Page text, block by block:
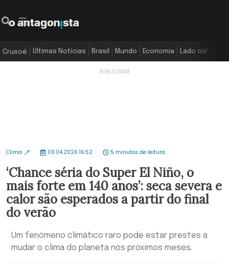
Crusoé Últimas Notícias Brasil Mundo Economia Lado oa!
Clima 09.04.2026 16:52 5 minutos de leitura
‘Chance séria do Super El Niño, o
mais forte em 140 anos’: seca severa e
calor são esperados a partir do final
do verão
Um fenômeno climático raro pode estar prestes a
mudar o clima do planeta nos próximos meses.